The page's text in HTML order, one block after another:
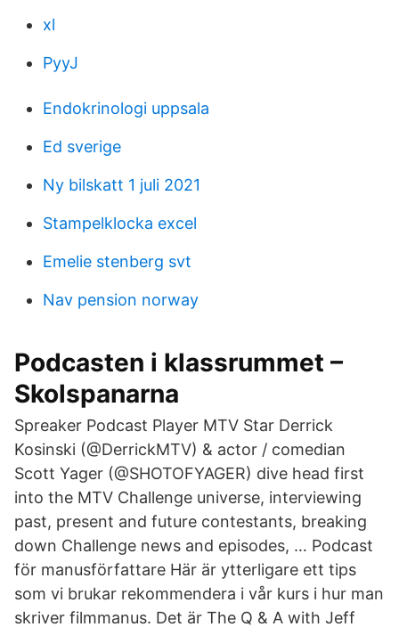
xl
PyyJ
Endokrinologi uppsala
Ed sverige
Ny bilskatt 1 juli 2021
Stampelklocka excel
Emelie stenberg svt
Nav pension norway
Podcasten i klassrummet –
Skolspanarna
Spreaker Podcast Player MTV Star Derrick
Kosinski (@DerrickMTV) & actor / comedian
Scott Yager (@SHOTOFYAGER) dive head first
into the MTV Challenge universe, interviewing
past, present and future contestants, breaking
down Challenge news and episodes, … Podcast
för manusförfattare Här är ytterligare ett tips
som vi brukar rekommendera i vår kurs i hur man
skriver filmmanus. Det är The Q & A with Jeff